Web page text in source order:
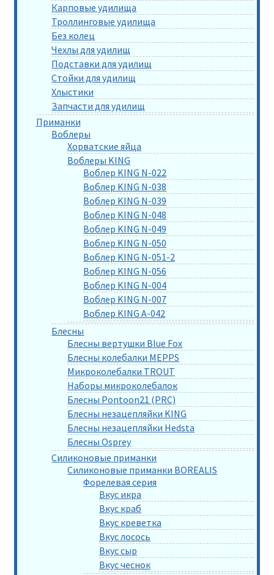
Карповые удилища
Троллинговые удилища
Без колец
Чехлы для удилищ
Подставки для удилищ
Стойки для удилищ
Хлыстики
Запчасти для удилищ
Приманки
Воблеры
Хорватские яйца
Воблеры KING
Воблер KING N-022
Воблер KING N-038
Воблер KING N-039
Воблер KING N-048
Воблер KING N-049
Воблер KING N-050
Воблер KING N-051-2
Воблер KING N-056
Воблер KING N-004
Воблер KING N-007
Воблер KING A-042
Блесны
Блесны вертушки Blue Fox
Блесны колебалки MEPPS
Микроколебалки TROUT
Наборы микроколебалок
Блесны Pontoon21 (PRC)
Блесны незацепляйки KING
Блесны незацепляйки Hedsta
Блесны Osprey
Силиконовые приманки
Силиконовые приманки BOREALIS
Форелевая серия
Вкус икра
Вкус краб
Вкус креветка
Вкус лосось
Вкус сыр
Вкус чеснок